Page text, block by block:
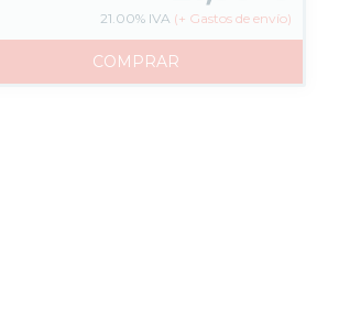
21.00% IVA (+ Gastos de envío)
COMPRAR